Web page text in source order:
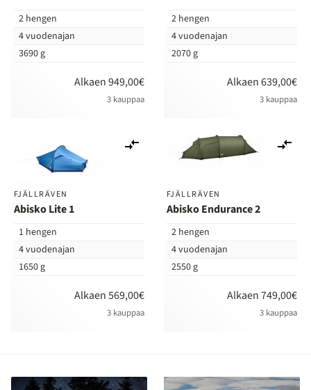
2 hengen
4 vuodenajan
3690 g
Alkaen 949,00€
3 kauppaa
2 hengen
4 vuodenajan
2070 g
Alkaen 639,00€
3 kauppaa
FJÄLLRÄVEN
Abisko Lite 1
1 hengen
4 vuodenajan
1650 g
Alkaen 569,00€
3 kauppaa
vertailuun
FJÄLLRÄVEN
Abisko Endurance 2
2 hengen
4 vuodenajan
2550 g
Alkaen 749,00€
3 kauppaa